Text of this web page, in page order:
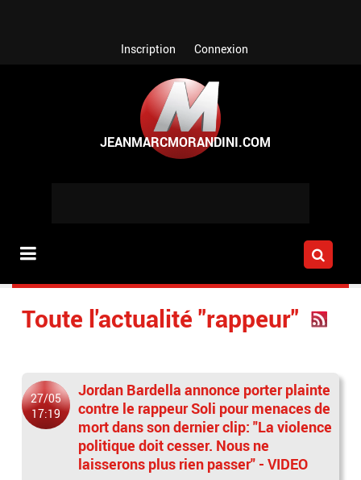
Inscription Connexion
Toute l'actualité "rappeur"
27/05
17:19
Jordan Bardella annonce porter plainte
contre le rappeur Soli pour menaces de
mort dans son dernier clip: "La violence
politique doit cesser. Nous ne
laisserons plus rien passer" - VIDEO